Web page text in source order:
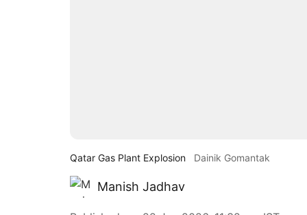
Qatar Gas Plant Explosion Dainik Gomantak
Manish Jadhav